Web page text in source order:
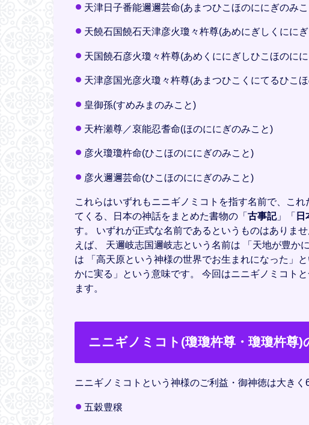
天津日子番能邇邇芸命(あまつひこほのににぎのみ
天饒石国饒石天津彦火瓊々杵尊(あめにぎしくにに
天国饒石彦火瓊々杵尊(あめくににぎしひこほのに
天津彦国光彦火瓊々杵尊(あまつひこくにてるひこ
皇御孫(すめみまのみこと)
天杵瀬尊／裒能忍耆命(ほのににぎのみこと)
彦火瓊瓊杵命(ひこほのににぎのみこと)
彦火邇邇芸命(ひこほのににぎのみこと)
これらはいずれもニニギノミコトを指す名前で、こ
てくる、日本の神話をまとめた書物の「 古事記」「 日
す。 いずれが正式な名前であるというものはありま
えば、 天邇岐志国邇岐志という名前は 「天地が豊か
は 「高天原という神様の世界でお生まれになった」
かに実る」という意味です。 今回はニニギノミコト
ます。
ニニギノミコト(瓊瓊杵尊・瓊瓊杵尊)
ニニギノミコトという神様のご利益・御神徳は大きく
五穀豊穣